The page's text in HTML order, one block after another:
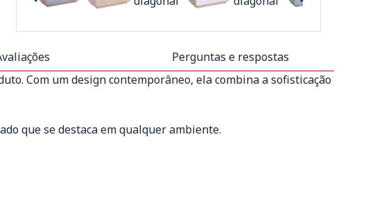
Perguntas e respostas
Com um design contemporâneo, ela combina a sofisticação
que se destaca em qualquer ambiente.